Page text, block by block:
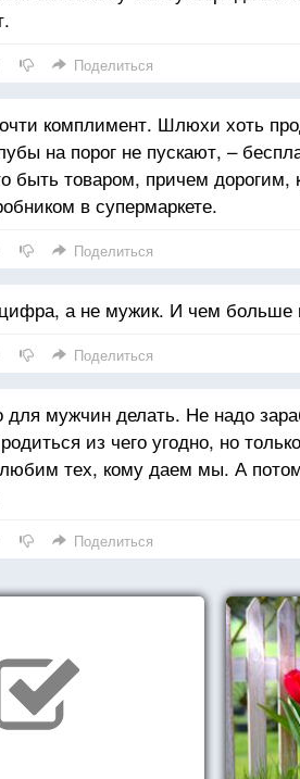
Поделиться
комплимент. Шлюхи хоть
на порог не пускают, –
быть товаром, причем дорогим,
в супермаркете.
Поделиться
а не мужик. И чем
Поделиться
для мужчин делать. Не надо
из чего угодно, но
тех, кому даем мы. А
Поделиться